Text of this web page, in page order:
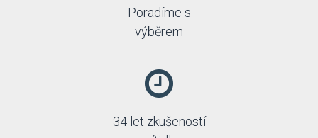
Poradíme s
výběrem
34 let zkušeností